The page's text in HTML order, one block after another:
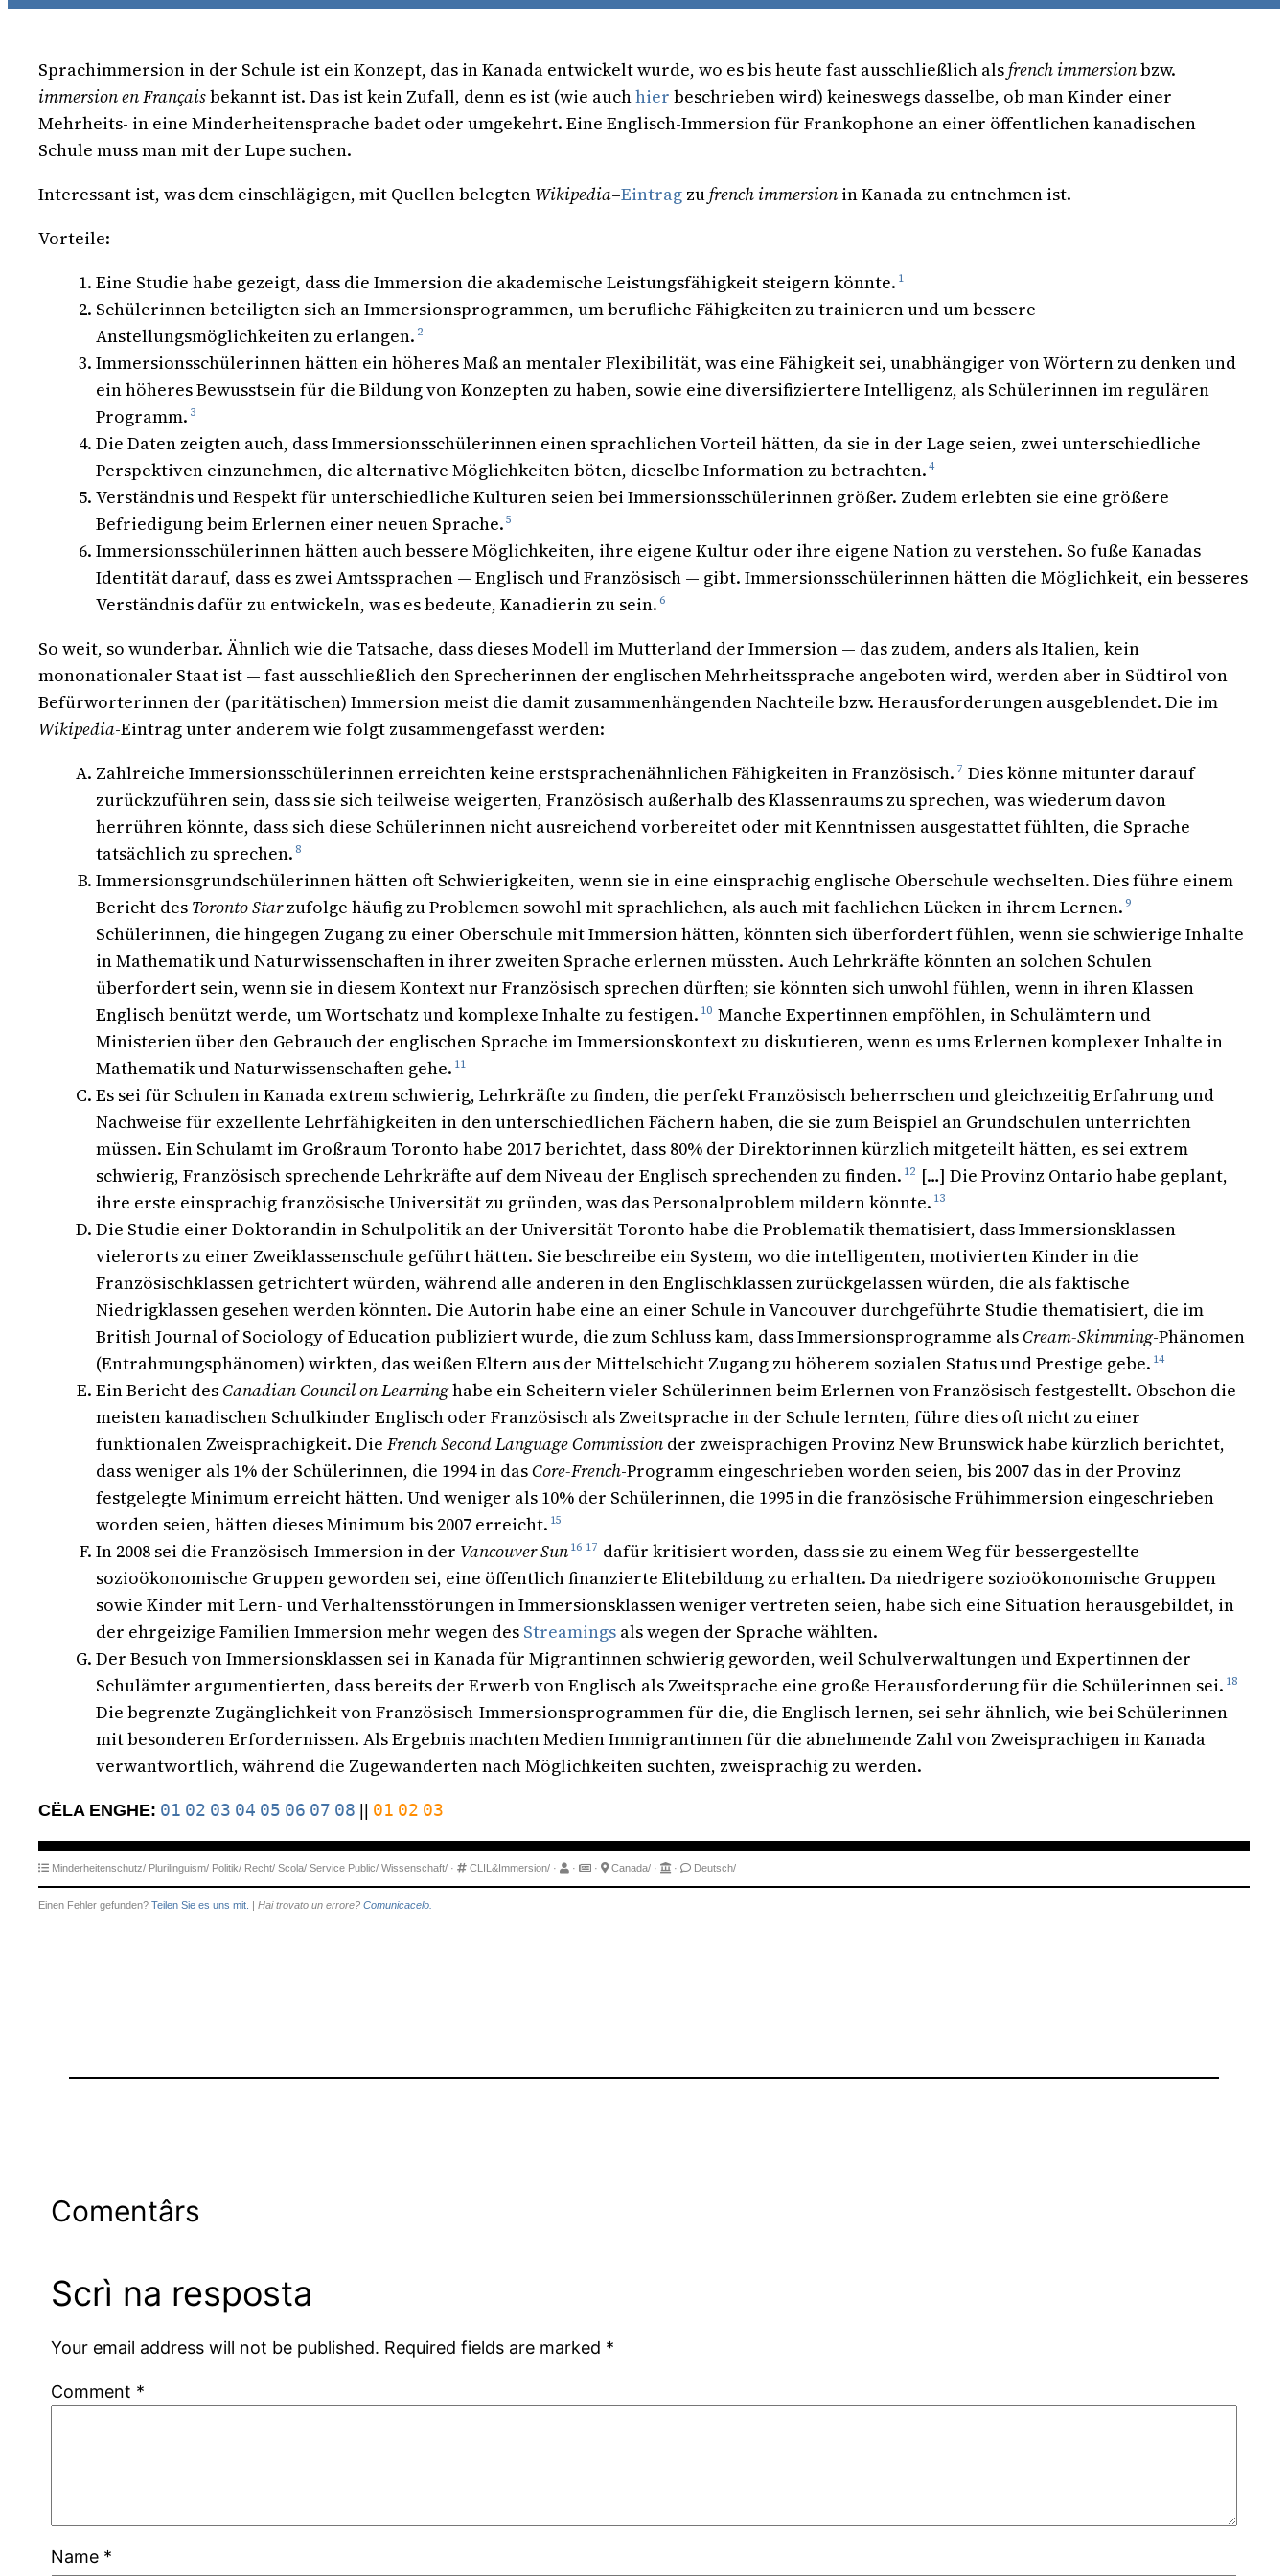
Sprachimmersion in der Schule ist ein Konzept, das in Kanada entwickelt wurde, wo es bis heute fast ausschließlich alsfrench immersionbzw.
immersion en Françaisbekannt ist. Das ist kein Zufall, denn es ist (wie auchhier beschrieben wird) keineswegs dasselbe, ob man Kinder einer
Mehrheits- in eine Minderheitensprache badet oder umgekehrt. Eine Englisch-Immersion für Frankophone an einer öffentlichen kanadischen
Schule muss man mit der Lupe suchen.
Interessant ist, was dem einschlägigen, mit Quellen belegten Wikipedia–Eintrag zufrench immersion in Kanada zu entnehmen ist.
Vorteile:
Eine Studie habe gezeigt, dass die Immersion die akademische Leistungsfähigkeit steigern könnte. 1
Schülerinnen beteiligten sich an Immersionsprogrammen, um berufliche Fähigkeiten zu trainieren und um bessere
Anstellungsmöglichkeiten zu erlangen. 2
Immersionsschülerinnen hätten ein höheres Maß an mentaler Flexibilität, was eine Fähigkeit sei, unabhängiger von Wörtern zu denken und
ein höheres Bewusstsein für die Bildung von Konzepten zu haben, sowie eine diversifiziertere Intelligenz, als Schülerinnen im regulären
Programm. 3
Die Daten zeigten auch, dass Immersionsschülerinnen einen sprachlichen Vorteil hätten, da sie in der Lage seien, zwei unterschiedliche
Perspektiven einzunehmen, die alternative Möglichkeiten böten, dieselbe Information zu betrachten.4
Verständnis und Respekt für unterschiedliche Kulturen seien bei Immersionsschülerinnen größer. Zudem erlebten sie eine größere
Befriedigung beim Erlernen einer neuen Sprache.5
Immersionsschülerinnen hätten auch bessere Möglichkeiten, ihre eigene Kultur oder ihre eigene Nation zu verstehen. So fuße Kanadas
Identität darauf, dass es zwei Amtssprachen — Englisch und Französisch — gibt. Immersionsschülerinnen hätten die Möglichkeit, ein besseres
Verständnis dafür zu entwickeln, was es bedeute, Kanadierin zu sein.6
So weit, so wunderbar. Ähnlich wie die Tatsache, dass dieses Modell im Mutterland der Immersion — das zudem, anders als Italien, kein
mononationaler Staat ist — fast ausschließlich den Sprecherinnen der englischen Mehrheitssprache angeboten wird, werden aber in Südtirol von
Befürworterinnen der (paritätischen) Immersion meist die damit zusammenhängenden Nachteile bzw. Herausforderungen ausgeblendet. Die im
Wikipedia-Eintrag unter anderem wie folgt zusammengefasst werden:
Zahlreiche Immersionsschülerinnen erreichten keine erstsprachenähnlichen Fähigkeiten in Französisch. 7 Dies könne mitunter darauf
zurückzuführen sein, dass sie sich teilweise weigerten, Französisch außerhalb des Klassenraums zu sprechen, was wiederum davon
herrühren könnte, dass sich diese Schülerinnen nicht ausreichend vorbereitet oder mit Kenntnissen ausgestattet fühlten, die Sprache
tatsächlich zu sprechen. 8
Immersionsgrundschülerinnen hätten oft Schwierigkeiten, wenn sie in eine einsprachig englische Oberschule wechselten. Dies führe einem
Bericht des Toronto Starzufolge häufig zu Problemen sowohl mit sprachlichen, als auch mit fachlichen Lücken in ihrem Lernen. 9
Schülerinnen, die hingegen Zugang zu einer Oberschule mit Immersion hätten, könnten sich überfordert fühlen, wenn sie schwierige Inhalte
in Mathematik und Naturwissenschaften in ihrer zweiten Sprache erlernen müssten. Auch Lehrkräfte könnten an solchen Schulen
überfordert sein, wenn sie in diesem Kontext nur Französisch sprechen dürften; sie könnten sich unwohl fühlen, wenn in ihren Klassen
Englisch benützt werde, um Wortschatz und komplexe Inhalte zu festigen. 10 Manche Expertinnen empföhlen, in Schulämtern und
Ministerien über den Gebrauch der englischen Sprache im Immersionskontext zu diskutieren, wenn es ums Erlernen komplexer Inhalte in
Mathematik und Naturwissenschaften gehe. 11
Es sei für Schulen in Kanada extrem schwierig, Lehrkräfte zu finden, die perfekt Französisch beherrschen und gleichzeitig Erfahrung und
Nachweise für exzellente Lehrfähigkeiten in den unterschiedlichen Fächern haben, die sie zum Beispiel an Grundschulen unterrichten
müssen. Ein Schulamt im Großraum Toronto habe 2017 berichtet, dass 80% der Direktorinnen kürzlich mitgeteilt hätten, es sei extrem
schwierig, Französisch sprechende Lehrkräfte auf dem Niveau der Englisch sprechenden zu finden. 12 […] Die Provinz Ontario habe geplant,
ihre erste einsprachig französische Universität zu gründen, was das Personalproblem mildern könnte. 13
Die Studie einer Doktorandin in Schulpolitik an der Universität Toronto habe die Problematik thematisiert, dass Immersionsklassen
vielerorts zu einer Zweiklassenschule geführt hätten. Sie beschreibe ein System, wo die intelligenten, motivierten Kinder in die
Französischklassen getrichtert würden, während alle anderen in den Englischklassen zurückgelassen würden, die als faktische
Niedrigklassen gesehen werden könnten. Die Autorin habe eine an einer Schule in Vancouver durchgeführte Studie thematisiert, die im
British Journal of Sociology of Education publiziert wurde, die zum Schluss kam, dass Immersionsprogramme alsCream-Skimming-Phänomen
(Entrahmungsphänomen) wirkten, das weißen Eltern aus der Mittelschicht Zugang zu höherem sozialen Status und Prestige gebe. 14
Ein Bericht desCanadian Council on Learninghabe ein Scheitern vieler Schülerinnen beim Erlernen von Französisch festgestellt. Obschon die
meisten kanadischen Schulkinder Englisch oder Französisch als Zweitsprache in der Schule lernten, führe dies oft nicht zu einer
funktionalen Zweisprachigkeit. Die French Second Language Commission der zweisprachigen Provinz New Brunswick habe kürzlich berichtet,
dass weniger als 1% der Schülerinnen, die 1994 in dasCore-French-Programm eingeschrieben worden seien, bis 2007 das in der Provinz
festgelegte Minimum erreicht hätten. Und weniger als 10% der Schülerinnen, die 1995 in die französische Frühimmersion eingeschrieben
worden seien, hätten dieses Minimum bis 2007 erreicht. 15
In 2008 sei die Französisch-Immersion in der Vancouver Sun16 17 dafür kritisiert worden, dass sie zu einem Weg für bessergestellte
sozioökonomische Gruppen geworden sei, eine öffentlich finanzierte Elitebildung zu erhalten. Da niedrigere sozioökonomische Gruppen
sowie Kinder mit Lern- und Verhaltensstörungen in Immersionsklassen weniger vertreten seien, habe sich eine Situation herausgebildet, in
der ehrgeizige Familien Immersion mehr wegen des Streamings als wegen der Sprache wählten.
Der Besuch von Immersionsklassen sei in Kanada für Migrantinnen schwierig geworden, weil Schulverwaltungen und Expertinnen der
Schulämter argumentierten, dass bereits der Erwerb von Englisch als Zweitsprache eine große Herausforderung für die Schülerinnen sei. 18
Die begrenzte Zugänglichkeit von Französisch-Immersionsprogrammen für die, die Englisch lernen, sei sehr ähnlich, wie bei Schülerinnen
mit besonderen Erfordernissen. Als Ergebnis machten Medien Immigrantinnen für die abnehmende Zahl von Zweisprachigen in Kanada
verwantwortlich, während die Zugewanderten nach Möglichkeiten suchten, zweisprachig zu werden.
CËLA ENGHE: 01 02 03 04 05 06 07 08 01 02 03
Minderheitenschutz/ Plurilinguism/ Politik/ Recht/ Scola/ Service Public/ Wissenschaft/ · CLIL&Immersion/ · · · Canada/ · · Deutsch/
Einen Fehler gefunden? Teilen Sie es uns mit. | Hai trovato un errore? Comunicacelo.
Comentârs
Scrì na resposta
Your email address will not be published. Required fields are marked *
Comment *
Name *